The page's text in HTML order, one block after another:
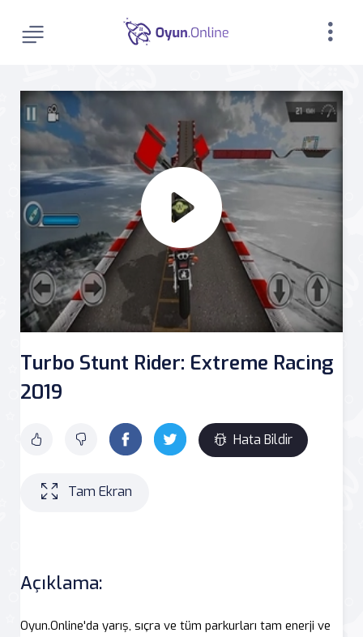
Turbo Stunt Rider: Extreme Racing
2019
Hata Bildir
Tam Ekran
Açıklama:
Oyun.Online'da yarış, sıçra ve tüm parkurları tam enerji ve